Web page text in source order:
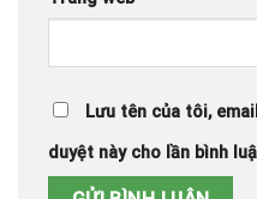
Lưu tên của tôi,
duyệt này cho lần bình